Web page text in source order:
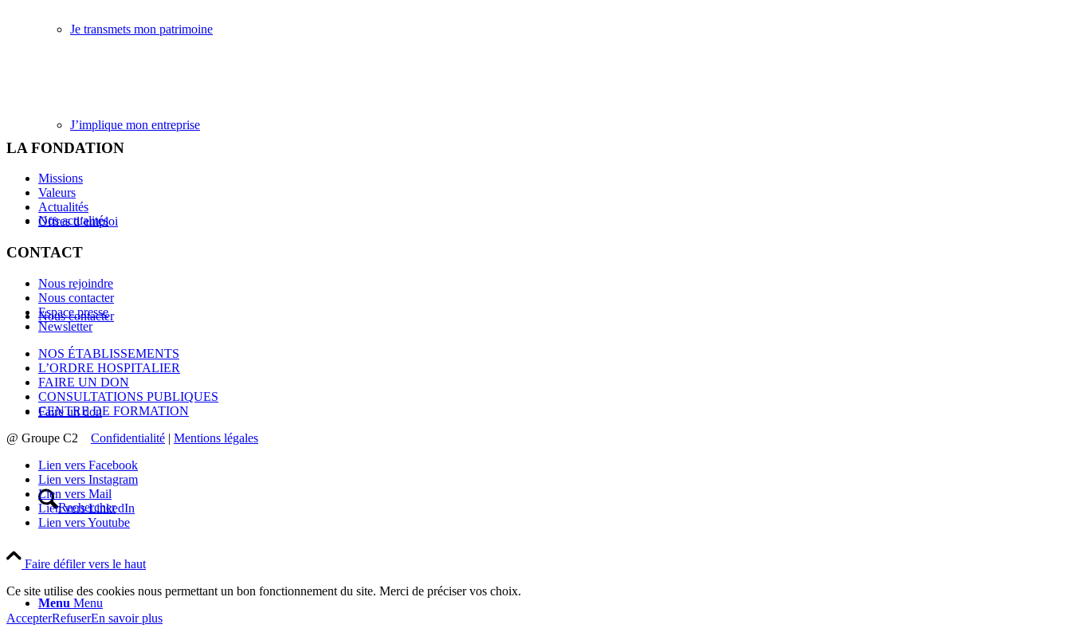
Je transmets mon patrimoine
J’implique mon entreprise
Nos actualités
Nous contacter
Faire un don
Rechercher
Menu Menu
LA FONDATION
Missions
Valeurs
Actualités
Offres d’emploi
CONTACT
Nous rejoindre
Nous contacter
Espace presse
Newsletter
NOS ÉTABLISSEMENTS
L’ORDRE HOSPITALIER
FAIRE UN DON
CONSULTATIONS PUBLIQUES
CENTRE DE FORMATION
@ Groupe C2 Confidentialité | Mentions légales
Lien vers Facebook
Lien vers Instagram
Lien vers Mail
Lien vers LinkedIn
Lien vers Youtube
Faire défiler vers le haut
Ce site utilise des cookies nous permettant un bon fonctionnement du site. Merci de préciser vos choix.
AccepterRefuserEn savoir plus